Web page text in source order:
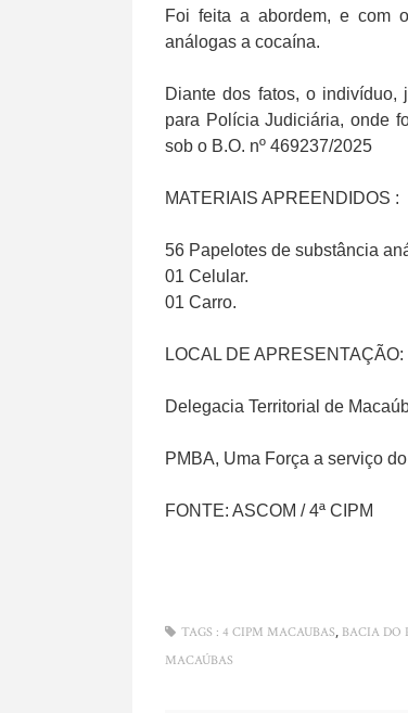
Foi feita a abordem, e com
análogas a cocaína.
Diante dos fatos, o indivíduo,
para Polícia Judiciária, onde
sob o B.O. nº 469237/2025
MATERIAIS APREENDIDOS :
56 Papelotes de substância
01 Celular.
01 Carro.
LOCAL DE APRESENTAÇÃO:
Delegacia Territorial de
PMBA, Uma Força a serviço
FONTE: ASCOM / 4ª CIPM
TAGS : 4 CIPM MACAUBAS, BACIA DO
MACAÚBAS